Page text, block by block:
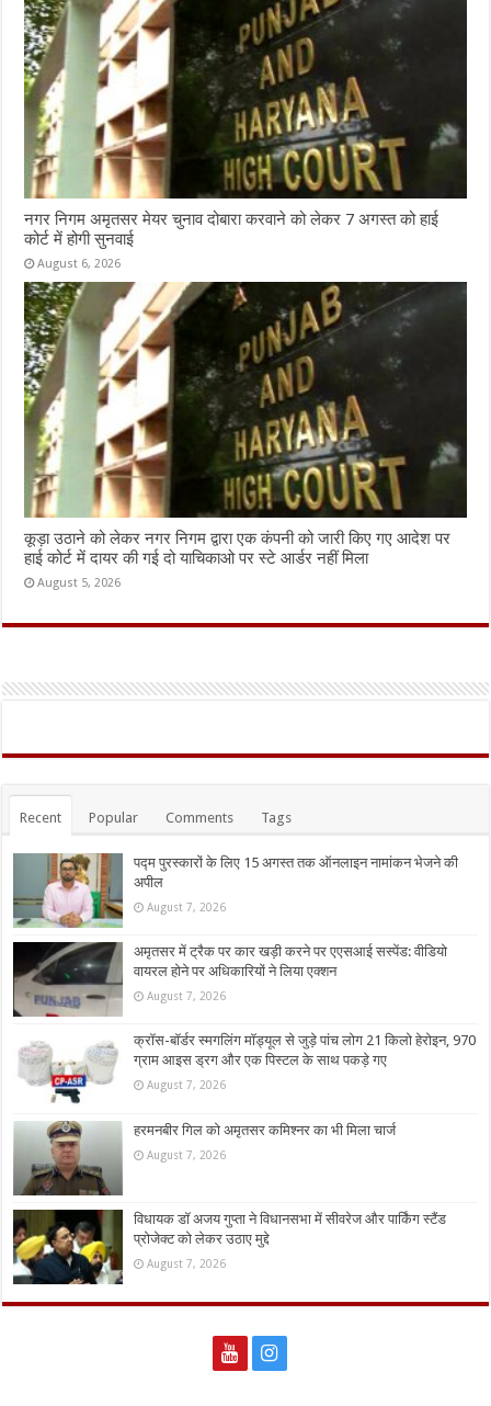
नगर निगम अमृतसर मेयर चुनाव दोबारा करवाने को लेकर 7 अगस्त को हाई
कोर्ट में होगी सुनवाई
August 6, 2026
कूड़ा उठाने को लेकर नगर निगम द्वारा एक कंपनी को जारी किए गए आदेश पर
हाई कोर्ट में दायर की गई दो याचिकाओ पर स्टे आर्डर नहीं मिला
August 5, 2026
Recent Popular Comments Tags
पद्म पुरस्कारों के लिए 15 अगस्त तक ऑनलाइन नामांकन भेजने की
अपील
August 7, 2026
अमृतसर में ट्रैक पर कार खड़ी करने पर एएसआई सस्पेंड: वीडियो
वायरल होने पर अधिकारियों ने लिया एक्शन
August 7, 2026
क्रॉस-बॉर्डर स्मगलिंग मॉड्यूल से जुड़े पांच लोग 21 किलो हेरोइन, 970
ग्राम आइस ड्रग और एक पिस्टल के साथ पकड़े गए
August 7, 2026
हरमनबीर गिल को अमृतसर कमिश्नर का भी मिला चार्ज
August 7, 2026
विधायक डॉ अजय गुप्ता ने विधानसभा में सीवरेज और पार्किंग स्टैंड
प्रोजेक्ट को लेकर उठाए मुद्दे
August 7, 2026